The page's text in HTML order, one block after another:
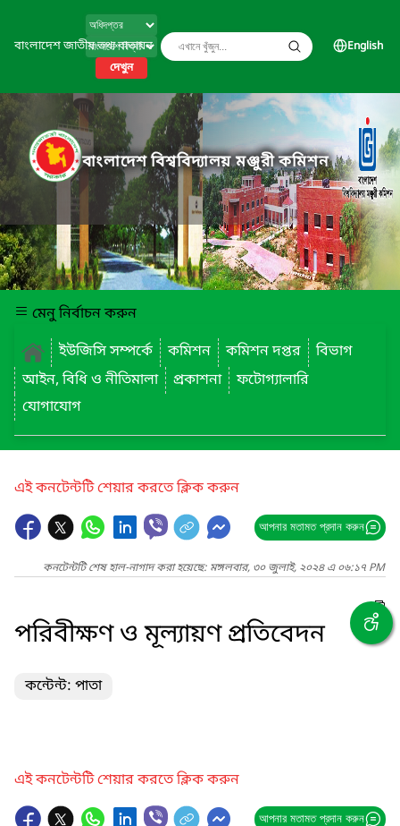
বাংলাদেশ জাতীয় তথ্য বাতায়ন
দেখুন
English
বাংলাদেশ বিশ্ববিদ্যালয় মঞ্জুরী কমিশন
মেনু নির্বাচন করুন
ইউজিসি সম্পর্কে
কমিশন কমিশন দপ্তর
বিভাগ
আইন, বিধি ও নীতিমালা
প্রকাশনা
ফটোগ্যালারি
যোগাযোগ
এই কনটেন্টটি শেয়ার করতে ক্লিক করুন
আপনার মতামত প্রদান করুন
কনটেন্টটি শেষ হাল-নাগাদ করা হয়েছে: মঙ্গলবার, ৩০ জুলাই, ২০২৪ এ ০৬:১৭ PM
পরিবীক্ষণ ও মূল্যায়ণ প্রতিবেদন
কন্টেন্ট: পাতা
এই কনটেন্টটি শেয়ার করতে ক্লিক করুন
আপনার মতামত প্রদান করুন